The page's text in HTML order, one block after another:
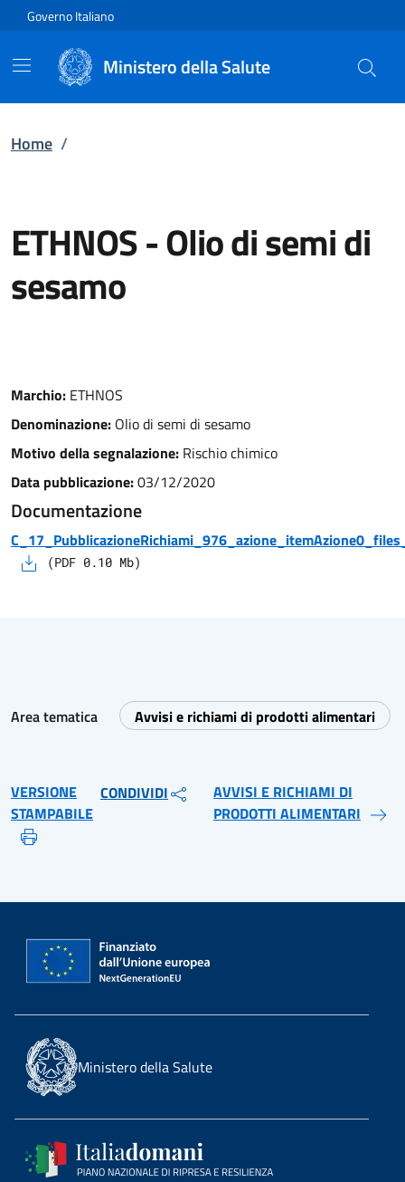
Vai direttamente al contenuto
Governo Italiano
Ministero della Salute
Home /
ETHNOS-Olio di semi di
sesamo
Marchio: ETHNOS
Denominazione: Olio di semi di sesamo
Motivo della segnalazione: Rischio chimico
Data pubblicazione:03/12/2020
Documentazione
(PDF 0.10 Mb)
Area tematica Avvisi e richiami di prodotti alimentari
VERSIONE
STAMPABILE
CONDIVIDI
AVVISI E RICHIAMI DI
PRODOTTI ALIMENTARI
Ministero della Salute